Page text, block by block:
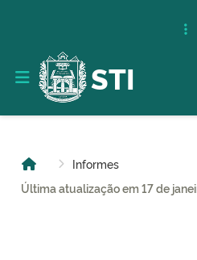
STI
Informes
Última atualização em 17 de